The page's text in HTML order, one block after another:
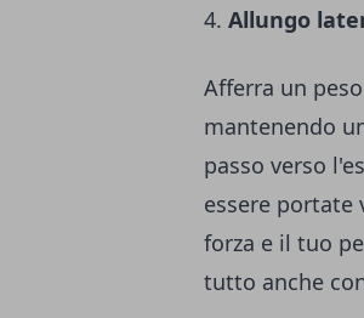
4. Allungo
Afferra un
mantenendo
passo verso
essere portate
forza e il tuo
tutto anche